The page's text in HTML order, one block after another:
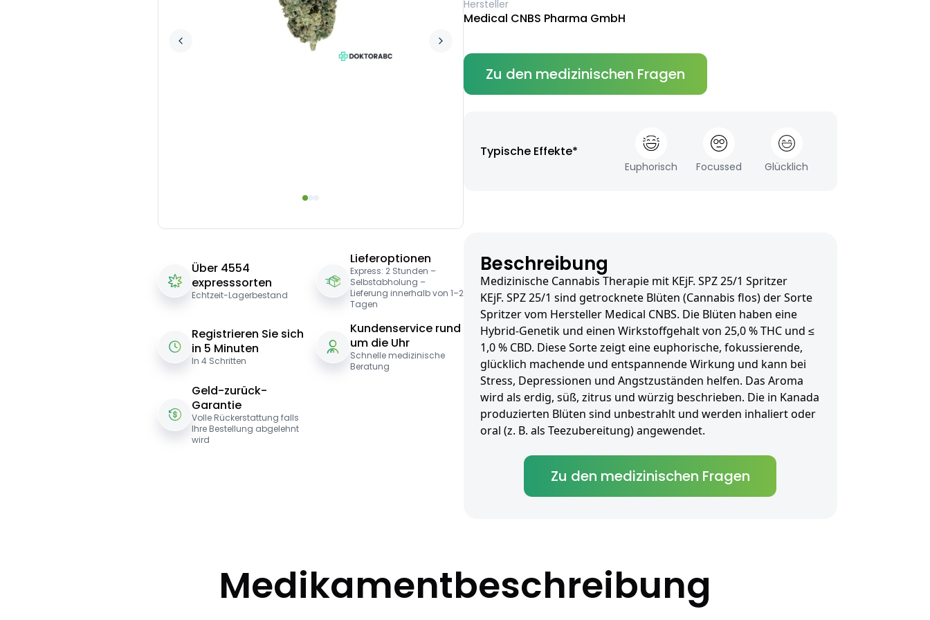
Über 4554
expresssorten
Echtzeit-Lagerbestand
Lieferoptionen
Express: 2 Stunden –
Selbstabholung –
Lieferung innerhalb von 1–2
Tagen
Registrieren Sie sich
in 5 Minuten
In 4 Schritten
Kundenservice rund
um die Uhr
Schnelle medizinische
Beratung
Geld-zurück-
Garantie
Volle Rückerstattung falls
Ihre Bestellung abgelehnt
wird
Hersteller
Medical CNBS Pharma GmbH
Zu den medizinischen Fragen
Typische Effekte*
Euphorisch Focussed Glücklich
Beschreibung
Medizinische Cannabis Therapie mit KEjF. SPZ 25/1 Spritzer
KEjF. SPZ 25/1 sind getrocknete Blüten (Cannabis flos) der Sorte
Spritzer vom Hersteller Medical CNBS. Die Blüten haben eine
Hybrid-Genetik und einen Wirkstoffgehalt von 25,0 % THC und ≤
1,0 % CBD. Diese Sorte zeigt eine euphorische, fokussierende,
glücklich machende und entspannende Wirkung und kann bei
Stress, Depressionen und Angstzuständen helfen. Das Aroma
wird als erdig, süß, zitrus und würzig beschrieben. Die in Kanada
produzierten Blüten sind unbestrahlt und werden inhaliert oder
oral (z. B. als Teezubereitung) angewendet.
Zu den medizinischen Fragen
Medikamentbeschreibung